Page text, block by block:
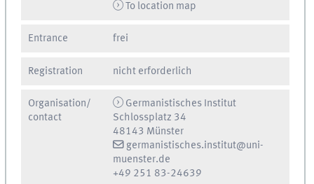
To location map
Entrance frei
Registration nicht erforderlich
Organisation/
contact
Germanistisches Institut
Schlossplatz 34
48143 Münster
germanistisches.institut@uni-
muenster.de
+49 251 83-24639